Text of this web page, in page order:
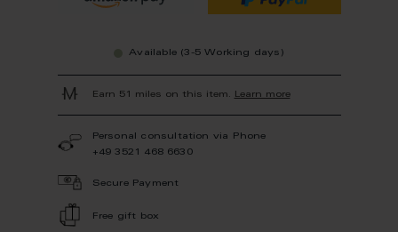
Available (3-5 Working days)
Earn 51 miles on this item. Learn more
Personal consultation via Phone
+49 3521 468 6630
Secure Payment
Free gift box